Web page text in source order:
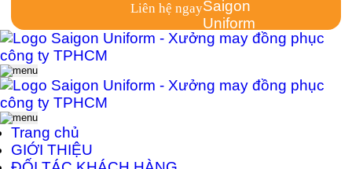
Liên hệ ngay
Trang chủ
GIỚI THIỆU